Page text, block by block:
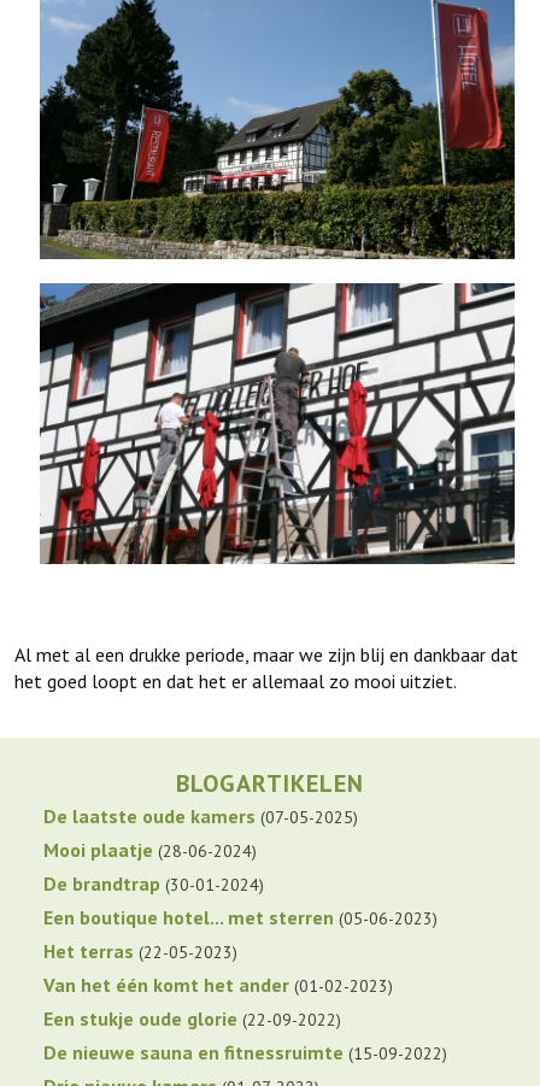
Al met al een drukke periode, maar we zijn blij en dankbaar dat
het goed loopt en dat het er allemaal zo mooi uitziet.
BLOGARTIKELEN
De laatste oude kamers 07-05-2025
Mooi plaatje 28-06-2024
De brandtrap 30-01-2024
Een boutique hotel... met sterren 05-06-2023
Het terras 22-05-2023
Van het één komt het ander 01-02-2023
Een stukje oude glorie 22-09-2022
De nieuwe sauna en fitnessruimte 15-09-2022